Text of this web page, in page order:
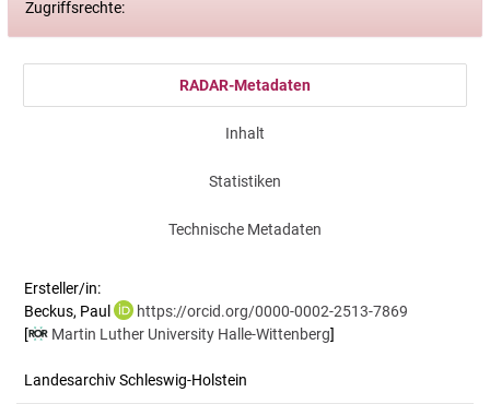
Zugriffsrechte:
RADAR-Metadaten
Inhalt
Statistiken
Technische Metadaten
Ersteller/in:
Beckus, Paul
https://orcid.org/0000-0002-2513-7869
[
Martin Luther University Halle-Wittenberg]
Landesarchiv Schleswig-Holstein